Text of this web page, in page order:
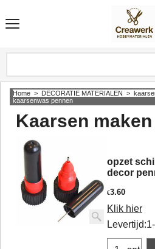
Home > DECORATIE MATERIALEN >
kaarsenwas pennen
Kaarsen maken
opzet
decor
€3.60
Klik hier
Levertijd: